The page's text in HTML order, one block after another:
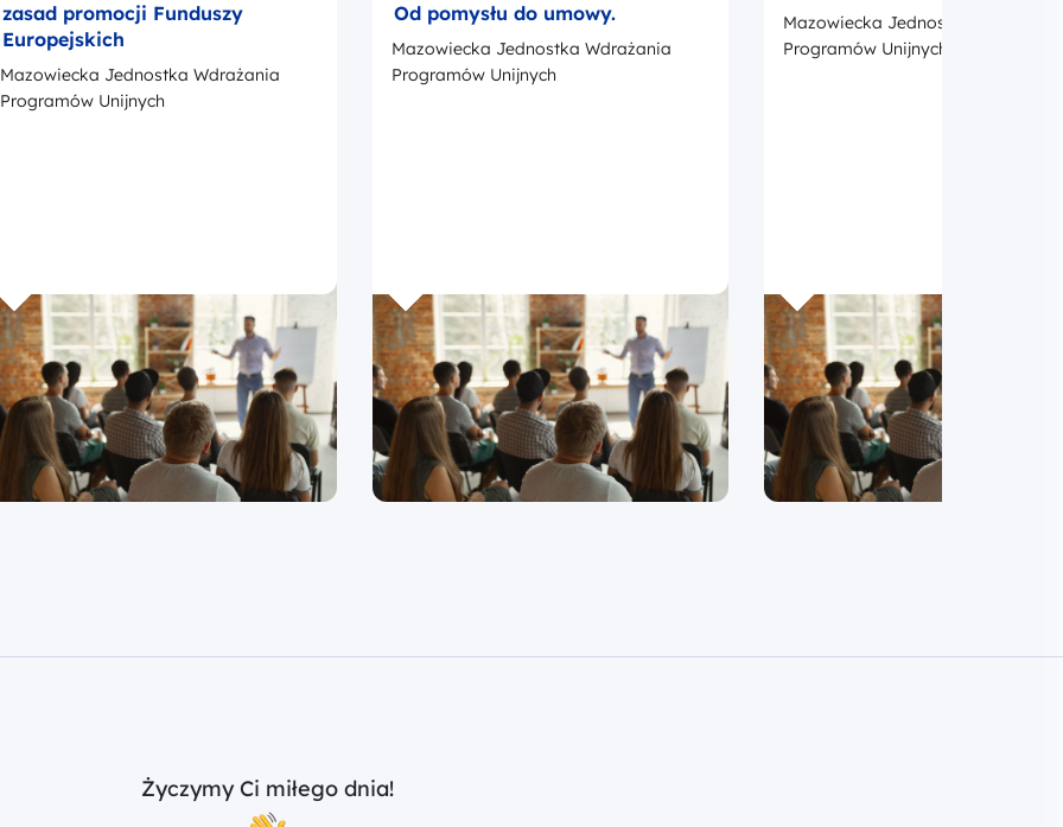
zasad promocji Funduszy
Europejskich
Mazowiecka Jednostka Wdrażania
Programów Unijnych
Od pomysłu do umowy.
Mazowiecka Jednostka Wdrażania
Programów Unijnych
Mazowiecka Jednostka Wdrażania
Programów Unijnych
Życzymy Ci miłego dnia!